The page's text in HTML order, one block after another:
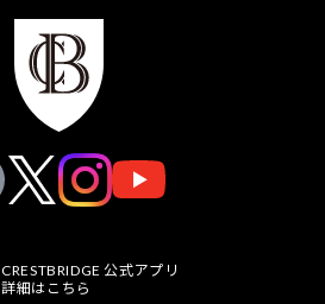
CRESTBRIDGE 公式アプリ
詳細はこちら